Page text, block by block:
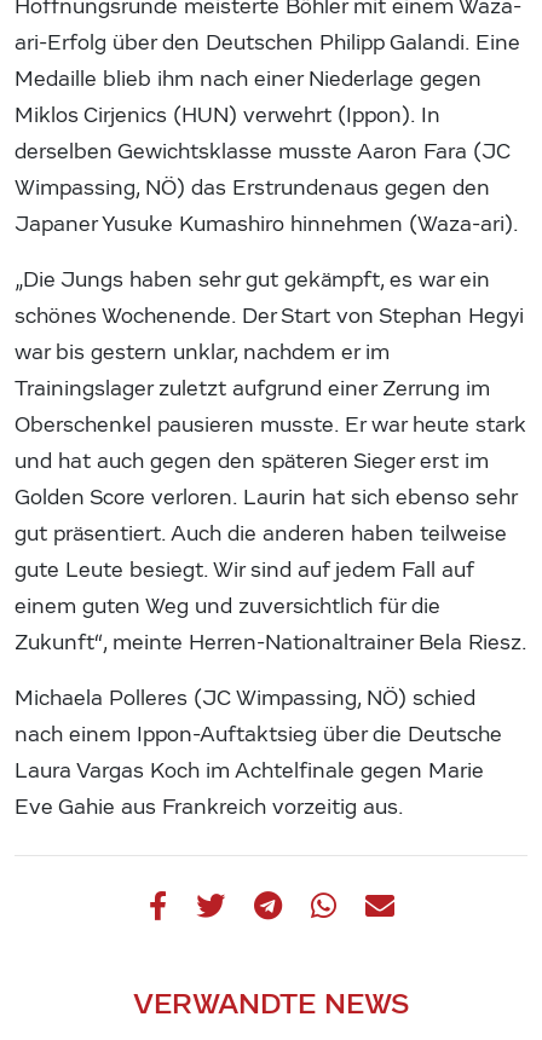
Hoffnungsrunde meisterte Böhler mit einem Waza-
ari-Erfolg über den Deutschen Philipp Galandi. Eine
Medaille blieb ihm nach einer Niederlage gegen
Miklos Cirjenics (HUN) verwehrt (Ippon). In
derselben Gewichtsklasse musste Aaron Fara (JC
Wimpassing, NÖ) das Erstrundenaus gegen den
Japaner Yusuke Kumashiro hinnehmen (Waza-ari).
„Die Jungs haben sehr gut gekämpft, es war ein
schönes Wochenende. Der Start von Stephan Hegyi
war bis gestern unklar, nachdem er im
Trainingslager zuletzt aufgrund einer Zerrung im
Oberschenkel pausieren musste. Er war heute stark
und hat auch gegen den späteren Sieger erst im
Golden Score verloren. Laurin hat sich ebenso sehr
gut präsentiert. Auch die anderen haben teilweise
gute Leute besiegt. Wir sind auf jedem Fall auf
einem guten Weg und zuversichtlich für die
Zukunft“, meinte Herren-Nationaltrainer Bela Riesz.
Michaela Polleres (JC Wimpassing, NÖ) schied
nach einem Ippon-Auftaktsieg über die Deutsche
Laura Vargas Koch im Achtelfinale gegen Marie
Eve Gahie aus Frankreich vorzeitig aus.
VERWANDTE NEWS